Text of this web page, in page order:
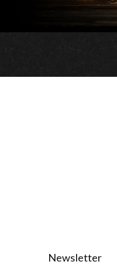
Newsletter